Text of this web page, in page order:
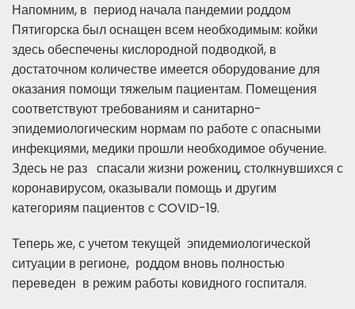
Напомним, в период начала пандемии роддом
Пятигорска был оснащен всем необходимым: койки
здесь обеспечены кислородной подводкой, в
достаточном количестве имеется оборудование для
оказания помощи тяжелым пациентам. Помещения
соответствуют требованиям и санитарно-
эпидемиологическим нормам по работе с опасными
инфекциями, медики прошли необходимое обучение.
Здесь не раз спасали жизни рожениц, столкнувшихся с
коронавирусом, оказывали помощь и другим
категориям пациентов с COVID-19.
Теперь же, с учетом текущей эпидемиологической
ситуации в регионе, роддом вновь полностью
переведен в режим работы ковидного госпиталя.